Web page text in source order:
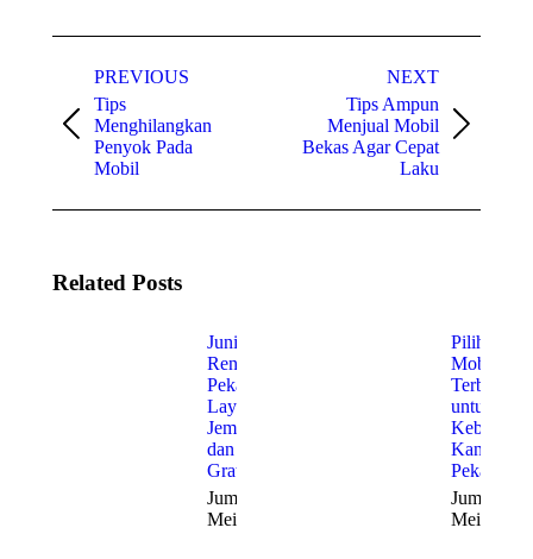
navigation
PREVIOUS
Previous
post:
Tips
Menghilangkan
Penyok Pada
Mobil
NEXT
Next
post:
Tips Ampun
Menjual Mobil
Bekas Agar Cepat
Laku
Related Posts
Junior
Rent Car
Pekanbaru:
Layanan
Jemput
dan Antar
Gratis
Jumat, 22
Mei 2026
Pilihan
Mobil
Terbaik
untuk
Kebutuhan
Kantor di
Pekanbaru
Jumat, 22
Mei 2026